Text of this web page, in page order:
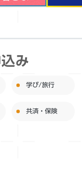
み
学び/旅行
共済・保険